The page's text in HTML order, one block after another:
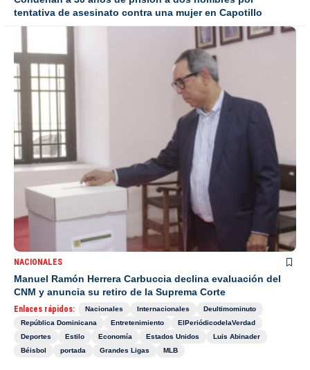
tentativa de asesinato contra una mujer en Capotillo
NACIONALES
Manuel Ramón Herrera Carbuccia declina evaluación del
CNM y anuncia su retiro de la Suprema Corte
Enlaces rápidos: Nacionales Internacionales
Deultimominuto
República Dominicana
Entretenimiento
ElPeriódicodelaVerdad
Deportes
Estilo Economía Estados Unidos
Luis Abinader
Béisbol
portada Grandes Ligas MLB